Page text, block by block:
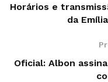
Horários e
da
Oficial: Albon